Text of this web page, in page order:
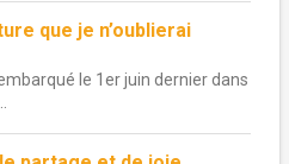
que je n’oublierai
le 1er juin dernier dans